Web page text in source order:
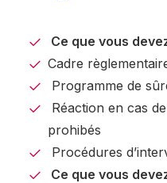
Ce que vous
Cadre
Programme de
Réaction en cas
prohibés
Procédures
Ce que vous